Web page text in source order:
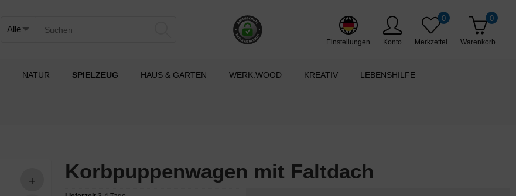
Einstellungen Konto Merkzettel
0
Warenkorb
0
NATUR SPIELZEUG HAUS & GARTEN WERK.WOOD KREATIV LEBENSHILFE
Korbpuppenwagen mit Faltdach